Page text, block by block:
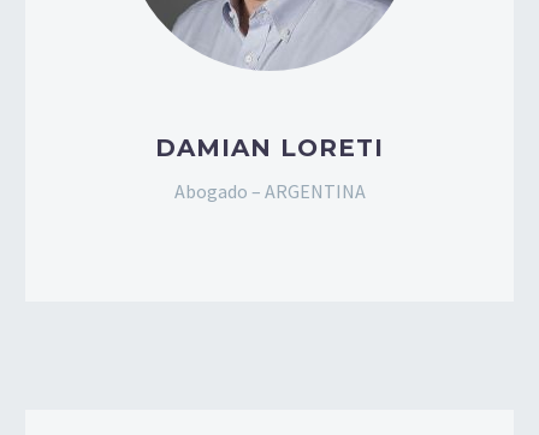
DAMIAN LORETI
Abogado – ARGENTINA